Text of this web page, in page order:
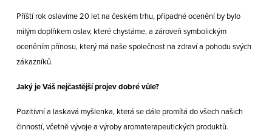
Příští rok oslavíme 20 let na českém trhu, případné ocenění by bylo
milým doplňkem oslav, které chystáme, a zároveň symbolickým
oceněním přínosu, který má naše společnost na zdraví a pohodu svých
zákazníků.
Jaký je Váš nejčastější projev dobré vůle?
Pozitivní a laskavá myšlenka, která se dále promítá do všech našich
činností, včetně vývoje a výroby aromaterapeutických produktů.